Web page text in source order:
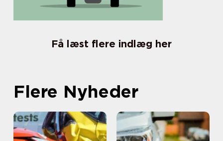
Få læst flere indlæg her
Flere Nyheder